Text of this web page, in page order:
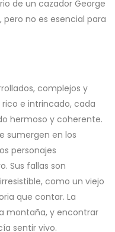
de un cazador George
no es esencial para
complejos y
e intrincado, cada
hermoso y coherente.
sumergen en los
personajes
Sus fallas son
como un viejo
que contar. La
montaña, y encontrar
sentir vivo.